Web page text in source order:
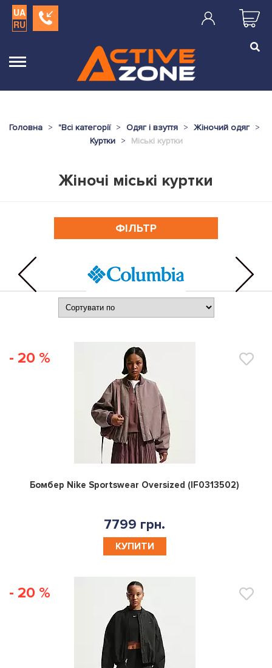
UA
RU
Головна "Всі категорії Одяг і взуття
Жіночий одяг
Куртки
Міські куртки
Жіночі міські куртки
ФІЛЬТР
- 20 %
0
Бомбер Nike Sportswear Oversized (IF0313502)
7799 грн.
КУПИТИ
- 20 %